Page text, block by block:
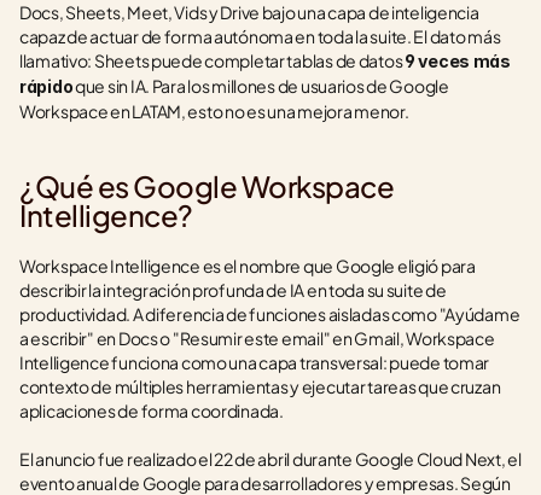
Docs, Sheets, Meet, Vids y Drive bajo una capa de inteligencia
capaz de actuar de forma autónoma en toda la suite. El dato más
llamativo: Sheets puede completar tablas de datos 9 veces más
rápido que sin IA. Para los millones de usuarios de Google
Workspace en LATAM, esto no es una mejora menor.
¿Qué es Google Workspace
Intelligence?
Workspace Intelligence es el nombre que Google eligió para
describir la integración profunda de IA en toda su suite de
productividad. A diferencia de funciones aisladas como "Ayúdame
a escribir" en Docs o "Resumir este email" en Gmail, Workspace
Intelligence funciona como una capa transversal: puede tomar
contexto de múltiples herramientas y ejecutar tareas que cruzan
aplicaciones de forma coordinada.
El anuncio fue realizado el 22 de abril durante Google Cloud Next, el